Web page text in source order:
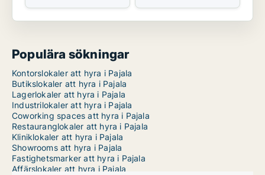
Populära sökningar
Kontorslokaler att hyra i Pajala
Butikslokaler att hyra i Pajala
Lagerlokaler att hyra i Pajala
Industrilokaler att hyra i Pajala
Coworking spaces att hyra i Pajala
Restauranglokaler att hyra i Pajala
Kliniklokaler att hyra i Pajala
Showrooms att hyra i Pajala
Fastighetsmarker att hyra i Pajala
Affärslokaler att hyra i Pajala